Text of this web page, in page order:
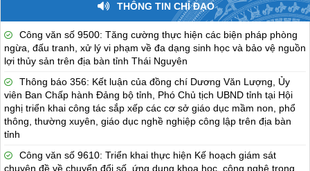
THÔNG TIN CHỈ ĐẠO
Công văn số 9500: Tăng cường thực hiện các biện pháp phòng
ngừa, đấu tranh, xử lý vi phạm về đa dạng sinh học và bảo vệ nguồn
lợi thủy sản trên địa bàn tỉnh Thái Nguyên
Thông báo 356: Kết luận của đồng chí Dương Văn Lượng, Ủy
viên Ban Chấp hành Đảng bộ tỉnh, Phó Chủ tịch UBND tỉnh tại Hội
nghị triển khai công tác sắp xếp các cơ sở giáo dục mầm non, phổ
thông, thường xuyên, giáo dục nghề nghiệp công lập trên địa bàn
tỉnh
Công văn số 9610: Triển khai thực hiện Kế hoạch giám sát
chuyên đề về chuyển đổi số, ứng dụng khoa học, công nghệ trong